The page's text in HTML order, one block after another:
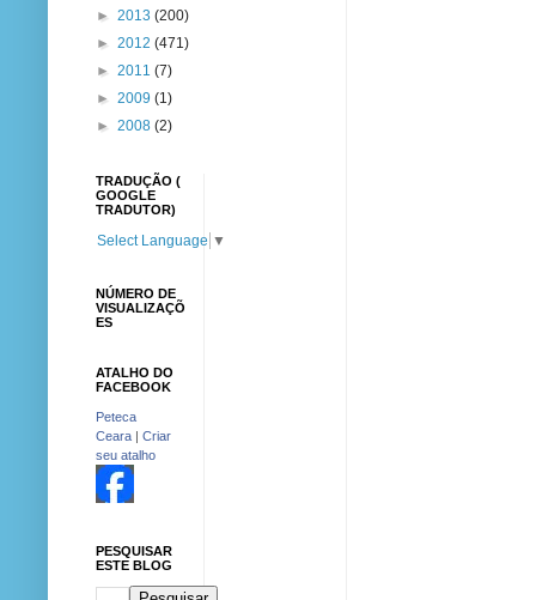
► 2013 (200)
► 2012 (471)
► 2011 (7)
► 2009 (1)
► 2008 (2)
TRADUÇÃO (
GOOGLE
TRADUTOR)
Select Language ▼
NÚMERO DE
VISUALIZAÇÕ
ES
ATALHO DO
FACEBOOK
Peteca
Ceara | Criar
seu atalho
PESQUISAR
ESTE BLOG